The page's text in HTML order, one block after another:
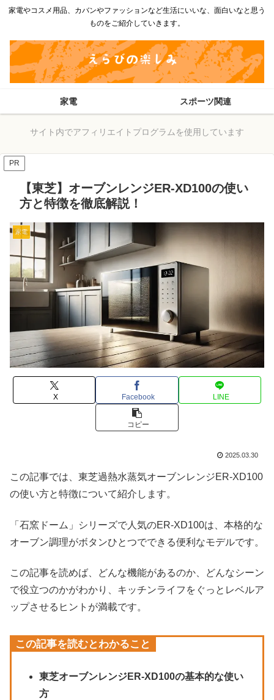
家電やコスメ用品、カバンやファッションなど生活にいいな、面白いなと思う
ものをご紹介していきます。
家電 スポーツ関連
サイト内でアフィリエイトプログラムを使用しています
PR
【東芝】オーブンレンジER-XD100の使い
方と特徴を徹底解説！
家電
X Facebook LINE
コピー
2025.03.30
この記事では、東芝過熱水蒸気オーブンレンジER-XD100
の使い方と特徴について紹介します。
「石窯ドーム」シリーズで人気のER-XD100は、本格的な
オーブン調理がボタンひとつでできる便利なモデルです。
この記事を読めば、どんな機能があるのか、どんなシーン
で役立つのかがわかり、キッチンライフをぐっとレベルア
ップさせるヒントが満載です。
この記事を読むとわかること
東芝オーブンレンジER-XD100の基本的な使い
方